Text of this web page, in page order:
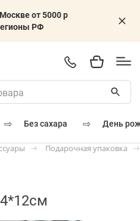
от 5000 р
РФ
⇨ без сахара ⇨ день
Подарочная упаковка